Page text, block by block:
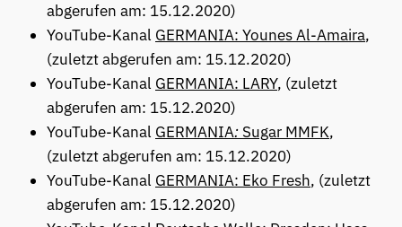
abgerufen am: 15.12.2020)
YouTube-Kanal GERMANIA: Younes Al-Amaira,
(zuletzt abgerufen am: 15.12.2020)
YouTube-Kanal GERMANIA: LARY, (zuletzt
abgerufen am: 15.12.2020)
YouTube-Kanal GERMANIA: Sugar MMFK,
(zuletzt abgerufen am: 15.12.2020)
YouTube-Kanal GERMANIA: Eko Fresh, (zuletzt
abgerufen am: 15.12.2020)